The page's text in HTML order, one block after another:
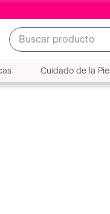
Buscar producto
Cuidado de la Piel